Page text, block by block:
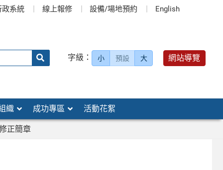
政系統 線上報修 設備/場地預約 English
字級： 小 預設 大 網站導覽
織 成功專區 活動花絮
正簡章